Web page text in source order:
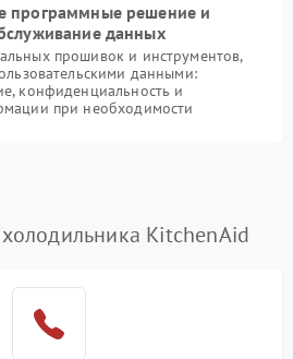
программные решение и
данных
прошивок и инструментов,
данными:
конфиденциальность и
при необходимости
KitchenAid